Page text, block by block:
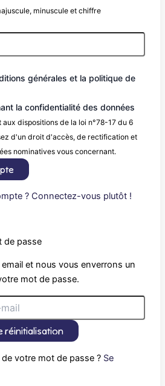
minuscule et chiffre
générales et la politique de
la confidentialité des données
dispositions de la loi n°78-17 du 6
d'un droit d'accès, de rectification et
nominatives vous concernant.
? Connectez-vous plutôt !
de passe
et nous vous enverrons un
mot de passe.
réinitialisation
votre mot de passe ? Se